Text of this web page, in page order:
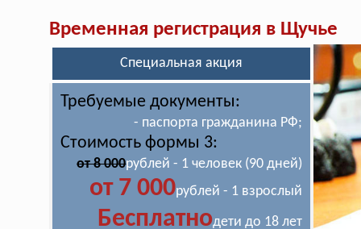
Временная регистрация в Щучье
Специальная акция
Требуемые документы:
- паспорта гражданина РФ;
Стоимость формы 3:
от 8 000рублей - 1 человек (90 дней)
от 7 000рублей - 1 взрослый
Бесплатнодети до 18 лет